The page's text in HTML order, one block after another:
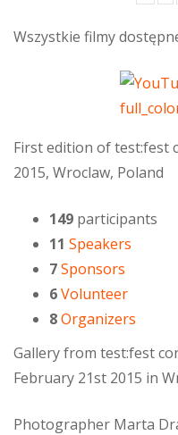
Wszystkie filmy
First edition of test:fest
2015, Wroclaw, Poland
149 participants
11 Speakers
7Sponsors
6Volunteer
8Organizers
Gallery from test:fest
February 21st 2015 in
Photographer Marta